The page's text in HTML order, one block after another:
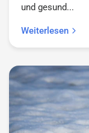
und gesund...
Weiterlesen